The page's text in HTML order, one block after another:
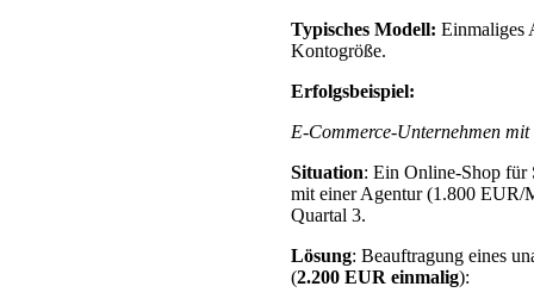
Typisches Modell:
Kontogröße.
Erfolgsbeispiel:
E-Commerce-Unternehmen
Situation: Ein Online-Shop für
mit einer Agentur (1.800 EUR/
Quartal 3.
Lösung: Beauftragung eines
(2.200 EUR einmalig):